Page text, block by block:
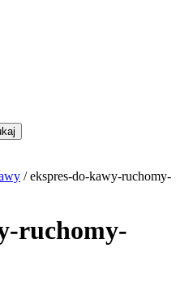
/ ekspres-do-kawy-ruchomy-
ruchomy-